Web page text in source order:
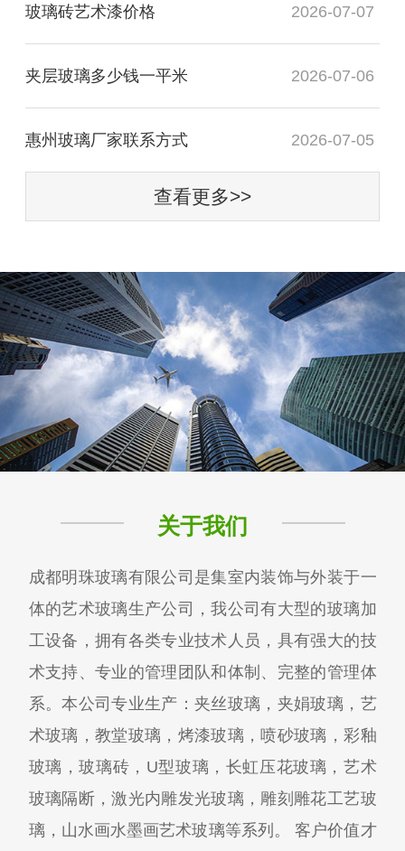
玻璃砖艺术漆价格 2026-07-07
夹层玻璃多少钱一平米 2026-07-06
惠州玻璃厂家联系方式 2026-07-05
查看更多>>
关于我们
成都明珠玻璃有限公司是集室内装饰与外装于一
体的艺术玻璃生产公司，我公司有大型的玻璃加
工设备，拥有各类专业技术人员，具有强大的技
术支持、专业的管理团队和体制、完整的管理体
系。本公司专业生产：夹丝玻璃，夹娟玻璃，艺
术玻璃，教堂玻璃，烤漆玻璃，喷砂玻璃，彩釉
玻璃，玻璃砖，U型玻璃，长虹压花玻璃，艺术
玻璃隔断，激光内雕发光玻璃，雕刻雕花工艺玻
璃，山水画水墨画艺术玻璃等系列。 客户价值才